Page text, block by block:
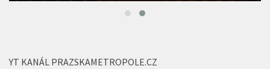
YT KANÁL PRAZSKAMETROPOLE.CZ